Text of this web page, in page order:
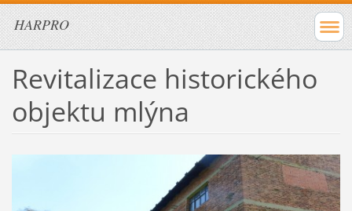
HARPRO
Revitalizace historického
objektu mlýna